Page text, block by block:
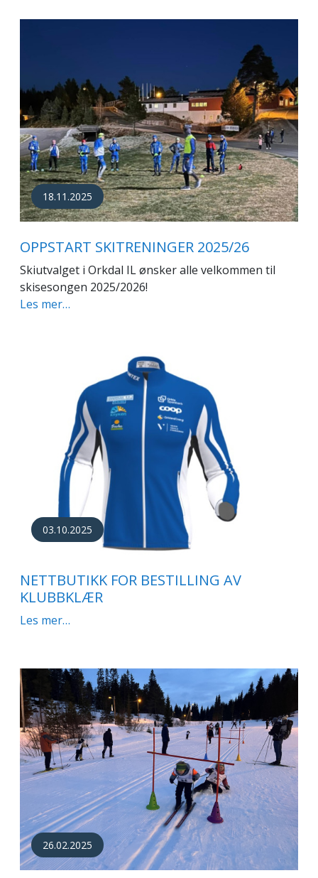
18.11.2025
OPPSTART SKITRENINGER 2025/26
Skiutvalget i Orkdal IL ønsker alle velkommen til
skisesongen 2025/2026!
Les mer…
03.10.2025
NETTBUTIKK FOR BESTILLING AV
KLUBBKLÆR
Les mer…
26.02.2025